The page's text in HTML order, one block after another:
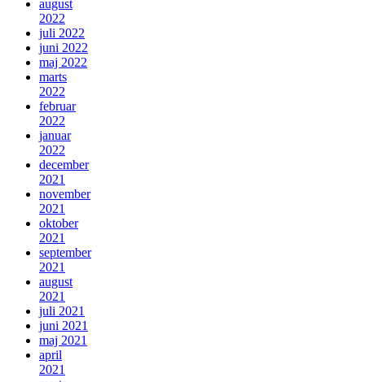
august
2022
juli 2022
juni 2022
maj 2022
marts
2022
februar
2022
januar
2022
december
2021
november
2021
oktober
2021
september
2021
august
2021
juli 2021
juni 2021
maj 2021
april
2021